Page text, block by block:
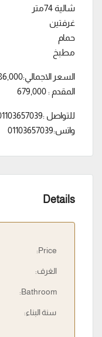
شالية 74متر
غرفتين
حمام
مطبخ
السعر الاجمالي:6,786,000
المقدم : 679,000
للتواصل :01103657039
واتس:01103657039
Details
Price:
الغرف:
Bathroom:
سنة البناء: